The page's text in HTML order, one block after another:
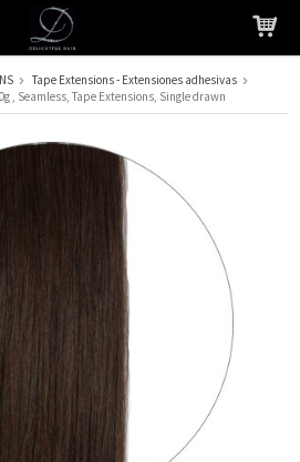
ha sido añadido a su carrito
Tape Extensions - Extensiones adhesivas
, Seamless, Tape Extensions, Single drawn